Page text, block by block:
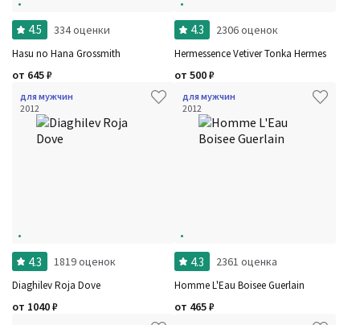
4.5 334 оценки
Hasu no Hana Grossmith
от 645₽
4.3 2306 оценок
Hermessence Vetiver Tonka Hermes
от 500₽
для мужчин
2012
4.3 1819 оценок
Diaghilev Roja Dove
от 1040₽
для мужчин
2012
4.3 2361 оценка
Homme L'Eau Boisee Guerlain
от 465₽